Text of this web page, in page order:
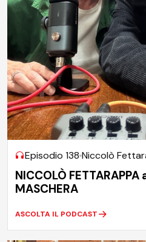
Episodio 138 Niccolò
NICCOLÒ
MASCHERA
ASCOLTA IL PODCAST